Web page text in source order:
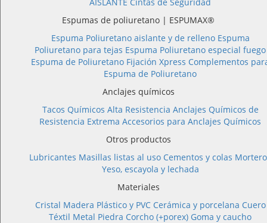
Espumas de poliuretano | ESPUMAX®
Espuma Poliuretano aislante y de relleno Espuma
Poliuretano para tejas Espuma Poliuretano especial fuego
Espuma de Poliuretano Fijación Xpress Complementos
Espuma de Poliuretano
Anclajes químicos
Tacos Químicos Alta Resistencia Anclajes Químicos de
Resistencia Extrema Accesorios para Anclajes Químicos
Otros productos
Lubricantes Masillas listas al uso Cementos y colas
Yeso, escayola y lechada
Materiales
Cristal Madera Plástico y PVC Cerámica y porcelana Cuero
Téxtil Metal Piedra Corcho (+porex) Goma y caucho